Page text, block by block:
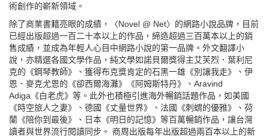
術創作的嶄新領域。
除了商業書籍亮眼的成績，〈Novel @ Net〉的網路小說品牌，目前
已經出版超過一百二十本以上的作品，締造超過三百萬本以上的銷
售成績，並成為年輕人心目中網路小說的第一品牌。外文翻譯小
說，亦精選各國文學作品，純文學如諾貝爾獎得主艾芙烈．葉利尼
克的《鋼琴教師》、獲得布克獎肯定的石黑一雄《別讓我走》、伊
恩．麥克尤恩的《卻西爾海灘》《阿姆斯特丹》、Aravind
Adiga《白老虎》等。此外也積極引進海外暢銷話題作品，如美國
《時空旅人之妻》、德國《丈量世界》、法國《刺蝟的優雅》、荷
蘭《陪你到最後》、日本《明日的記憶》等百萬暢銷作品，讓台灣
讀者與世界流行閱讀同步。 商周出版每年出版超過兩百本以上的新